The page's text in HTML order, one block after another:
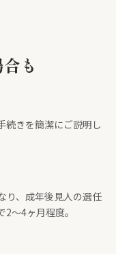
も
続きを簡潔にご説明し
り、成年後見人の選任
〜4ヶ月程度。